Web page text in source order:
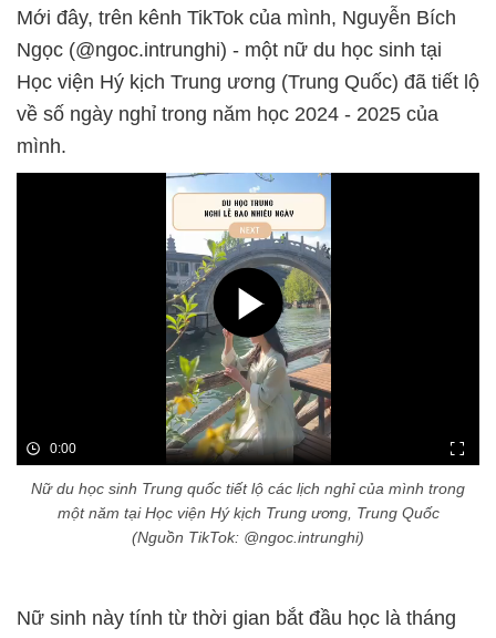
Mới đây, trên kênh TikTok của mình, Nguyễn Bích
Ngọc (@ngoc.intrunghi) - một nữ du học sinh tại
Học viện Hý kịch Trung ương (Trung Quốc) đã tiết lộ
về số ngày nghỉ trong năm học 2024 - 2025 của
mình.
0:00
Nữ du học sinh Trung quốc tiết lộ các lịch nghỉ của mình trong
một năm tại Học viện Hý kịch Trung ương, Trung Quốc
(Nguồn TikTok: @ngoc.intrunghi)
Nữ sinh này tính từ thời gian bắt đầu học là tháng